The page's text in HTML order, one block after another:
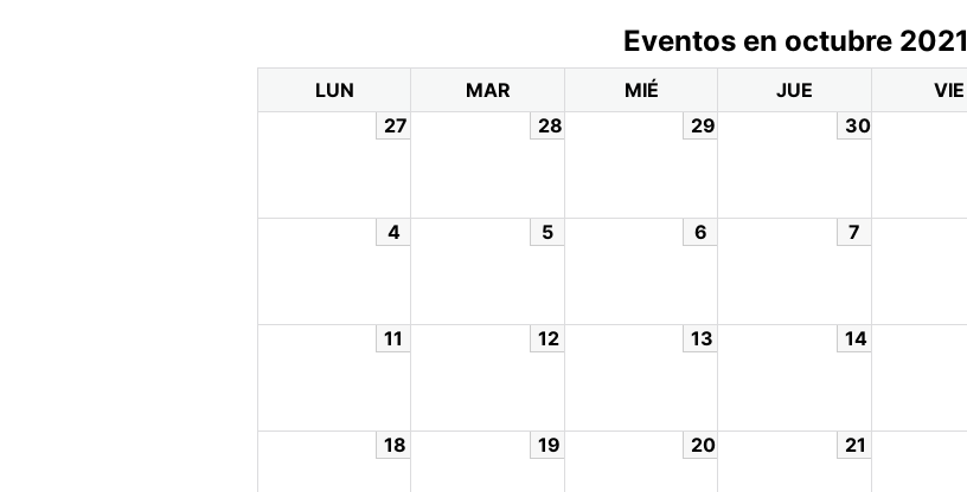
Eventos en octubre 2021
LUN MAR MIÉ JUE VIE
27
28 29 30
4 5 6 7
11 12 13 14
18 19 20 21